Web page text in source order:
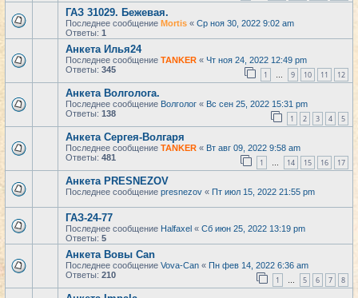
ГАЗ 31029. Бежевая.
Последнее сообщение Mortis « Ср ноя 30, 2022 9:02 am
Ответы: 1
Анкета Илья24
Последнее сообщение TANKER « Чт ноя 24, 2022 12:49 pm
Ответы: 345 1 … 9 10 11 12
Анкета Волголога.
Последнее сообщение Волголог « Вс сен 25, 2022 15:31 pm
Ответы: 138 1 2 3 4 5
Анкета Сергея-Волгаря
Последнее сообщение TANKER « Вт авг 09, 2022 9:58 am
Ответы: 481 1 … 14 15 16 17
Анкета PRESNEZOV
Последнее сообщение presnezov « Пт июл 15, 2022 21:55 pm
ГАЗ-24-77
Последнее сообщение Halfaxel « Сб июн 25, 2022 13:19 pm
Ответы: 5
Анкета Вовы Can
Последнее сообщение Vova-Can « Пн фев 14, 2022 6:36 am
Ответы: 210 1 … 5 6 7 8